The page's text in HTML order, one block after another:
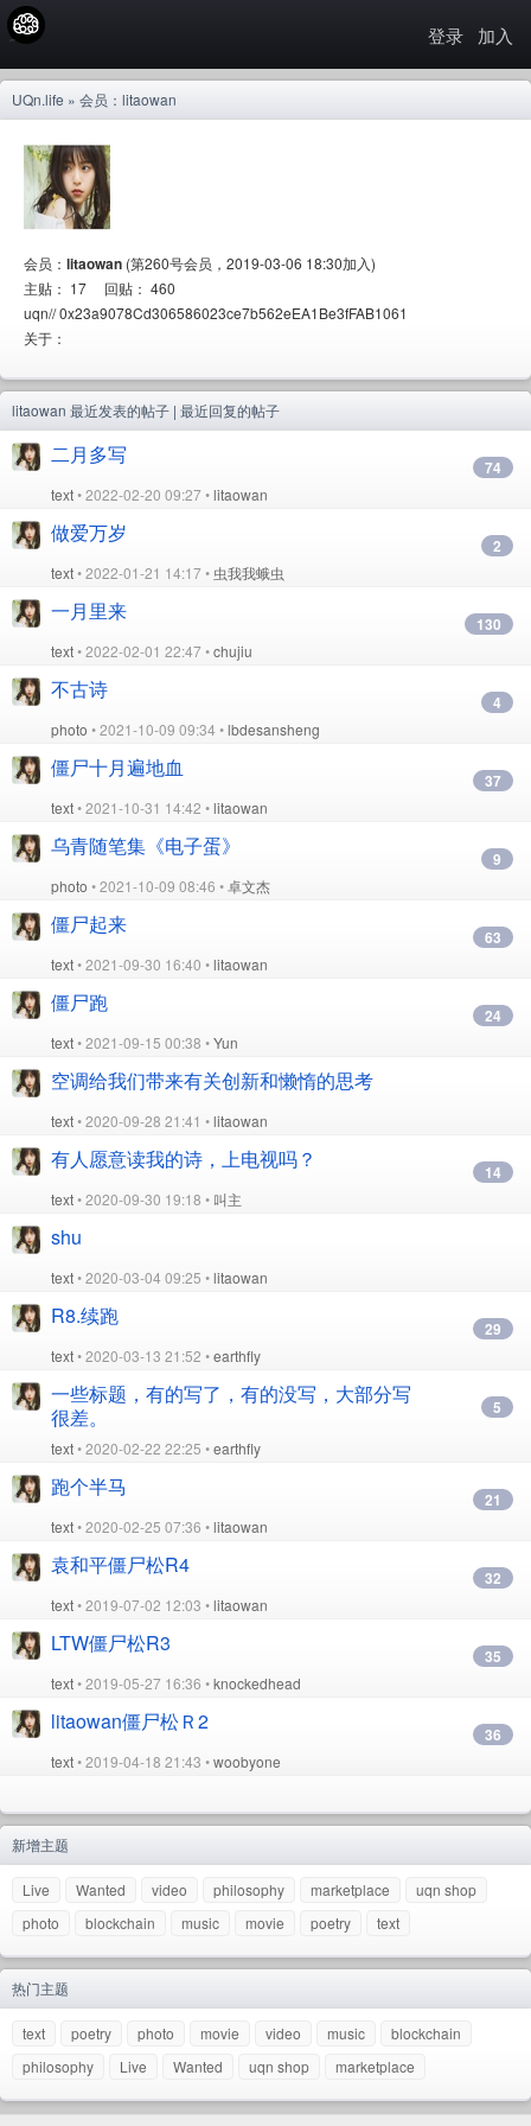
登录 加入
UQn.life » 会员：litaowan
会员： litaowan (第260号会员，2019-03-06 18:30加入)
主贴： 17 回贴： 460
uqn// 0x23a9078Cd306586023ce7b562eEA1Be3fFAB1061
关于：
litaowan 最近发表的帖子 | 最近回复的帖子
二月多写
text• 2022-02-20 09:27 •litaowan
74
做爱万岁
text• 2022-01-21 14:17 • 虫我我蛾虫
2
一月里来
text• 2022-02-01 22:47 •chujiu
130
不古诗
photo • 2021-10-09 09:34 •lbdesansheng
4
僵尸十月遍地血
text• 2021-10-31 14:42 •litaowan
37
乌青随笔集《电子蛋》
photo • 2021-10-09 08:46 •卓文杰
9
僵尸起来
text• 2021-09-30 16:40 •litaowan
63
僵尸跑
text• 2021-09-15 00:38 •Yun
24
空调给我们带来有关创新和懒惰的思考
text• 2020-09-28 21:41 •litaowan
有人愿意读我的诗，上电视吗？
text• 2020-09-30 19:18 • 叫主
14
shu
text• 2020-03-04 09:25 •litaowan
R8.续跑
text• 2020-03-13 21:52 •earthfly
29
一些标题，有的写了，有的没写，大部分写
很差。 ​
text• 2020-02-22 22:25 •earthfly
5
跑个半马
text• 2020-02-25 07:36 •litaowan
21
袁和平僵尸松R4
text• 2019-07-02 12:03 •litaowan
32
LTW僵尸松R3
text• 2019-05-27 16:36 •knockedhead
35
litaowan僵尸松Ｒ2
text• 2019-04-18 21:43 •woobyone
36
新增主题
Live Wanted video philosophy marketplace
uqn shop
photo
blockchain music movie poetry text
热门主题
text poetry photo movie video music
blockchain
philosophy
Live Wanted uqn shop marketplace